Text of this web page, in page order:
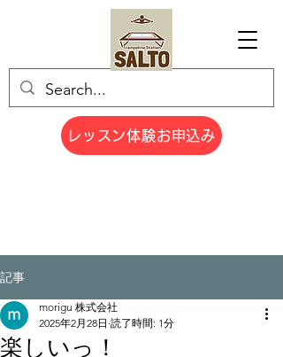
レッスン体験お申込み
記事
楽しいっ！
morigu 株式会社
2025年2月28日 読了時間: 1分